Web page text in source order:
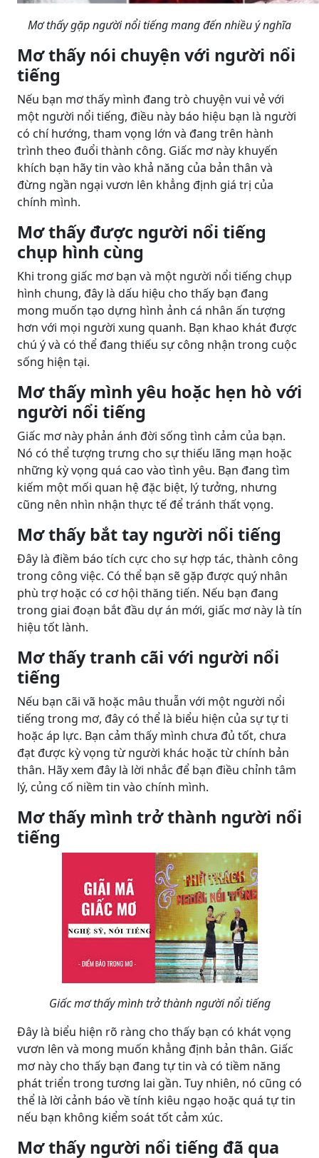
Mơ thấy gặp người nổi tiếng mang đến nhiều ý nghĩa
Mơ thấy nói chuyện với người nổi
tiếng
Nếu bạn mơ thấy mình đang trò chuyện vui vẻ với
một người nổi tiếng, điều này báo hiệu bạn là người
có chí hướng, tham vọng lớn và đang trên hành
trình theo đuổi thành công. Giấc mơ này khuyến
khích bạn hãy tin vào khả năng của bản thân và
đừng ngần ngại vươn lên khẳng định giá trị của
chính mình.
Mơ thấy được người nổi tiếng
chụp hình cùng
Khi trong giấc mơ bạn và một người nổi tiếng chụp
hình chung, đây là dấu hiệu cho thấy bạn đang
mong muốn tạo dựng hình ảnh cá nhân ấn tượng
hơn với mọi người xung quanh. Bạn khao khát được
chú ý và có thể đang thiếu sự công nhận trong cuộc
sống hiện tại.
Mơ thấy mình yêu hoặc hẹn hò với
người nổi tiếng
Giấc mơ này phản ánh đời sống tình cảm của bạn.
Nó có thể tượng trưng cho sự thiếu lãng mạn hoặc
những kỳ vọng quá cao vào tình yêu. Bạn đang tìm
kiếm một mối quan hệ đặc biệt, lý tưởng, nhưng
cũng nên nhìn nhận thực tế để tránh thất vọng.
Mơ thấy bắt tay người nổi tiếng
Đây là điềm báo tích cực cho sự hợp tác, thành công
trong công việc. Có thể bạn sẽ gặp được quý nhân
phù trợ hoặc có cơ hội thăng tiến. Nếu bạn đang
trong giai đoạn bắt đầu dự án mới, giấc mơ này là tín
hiệu tốt lành.
Mơ thấy tranh cãi với người nổi
tiếng
Nếu bạn cãi vã hoặc mâu thuẫn với một người nổi
tiếng trong mơ, đây có thể là biểu hiện của sự tự ti
hoặc áp lực. Bạn cảm thấy mình chưa đủ tốt, chưa
đạt được kỳ vọng từ người khác hoặc từ chính bản
thân. Hãy xem đây là lời nhắc để bạn điều chỉnh tâm
lý, củng cố niềm tin vào chính mình.
Mơ thấy mình trở thành người nổi
tiếng
Giấc mơ thấy mình trở thành người nổi tiếng
Đây là biểu hiện rõ ràng cho thấy bạn có khát vọng
vươn lên và mong muốn khẳng định bản thân. Giấc
mơ này cho thấy bạn đang tự tin và có tiềm năng
phát triển trong tương lai gần. Tuy nhiên, nó cũng có
thể là lời cảnh báo về tính kiêu ngạo hoặc quá tự tin
nếu bạn không kiểm soát tốt cảm xúc.
Mơ thấy người nổi tiếng đã qua